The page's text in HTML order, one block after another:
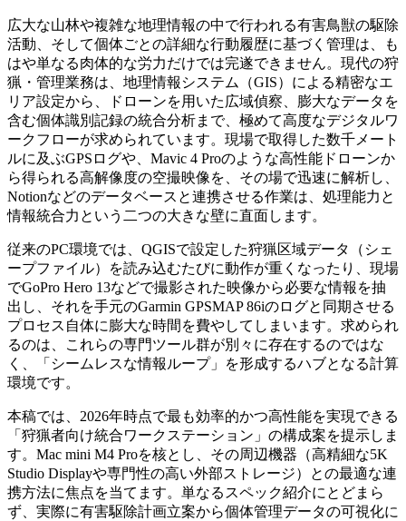
広大な山林や複雑な地理情報の中で行われる有害鳥獣の駆除
活動、そして個体ごとの詳細な行動履歴に基づく管理は、も
はや単なる肉体的な労力だけでは完遂できません。現代の狩
猟・管理業務は、地理情報システム（GIS）による精密なエ
リア設定から、ドローンを用いた広域偵察、膨大なデータを
含む個体識別記録の統合分析まで、極めて高度なデジタルワ
ークフローが求められています。現場で取得した数千メート
ルに及ぶGPSログや、Mavic 4 Proのような高性能ドローンか
ら得られる高解像度の空撮映像を、その場で迅速に解析し、
Notionなどのデータベースと連携させる作業は、処理能力と
情報統合力という二つの大きな壁に直面します。
従来のPC環境では、QGISで設定した狩猟区域データ（シェ
ープファイル）を読み込むたびに動作が重くなったり、現場
でGoPro Hero 13などで撮影された映像から必要な情報を抽
出し、それを手元のGarmin GPSMAP 86iのログと同期させる
プロセス自体に膨大な時間を費やしてしまいます。求められ
るのは、これらの専門ツール群が別々に存在するのではな
く、「シームレスな情報ループ」を形成するハブとなる計算
環境です。
本稿では、2026年時点で最も効率的かつ高性能を実現できる
「狩猟者向け統合ワークステーション」の構成案を提示しま
す。Mac mini M4 Proを核とし、その周辺機器（高精細な5K
Studio Displayや専門性の高い外部ストレージ）との最適な連
携方法に焦点を当てます。単なるスペック紹介にとどまら
ず、実際に有害駆除計画立案から個体管理データの可視化に